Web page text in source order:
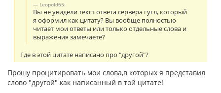
Leopold65:
Вы не увидели текст ответа сервера гугл, который
я оформил как цитату? Вы вообще полностью
читает мои ответы или только отдельные слова и
выражения замечаете?
Где в этой цитате написано про "другой"?
Прошу процитировать мои слова,в которых я представил
слово "другой" как написанный в той цитате!